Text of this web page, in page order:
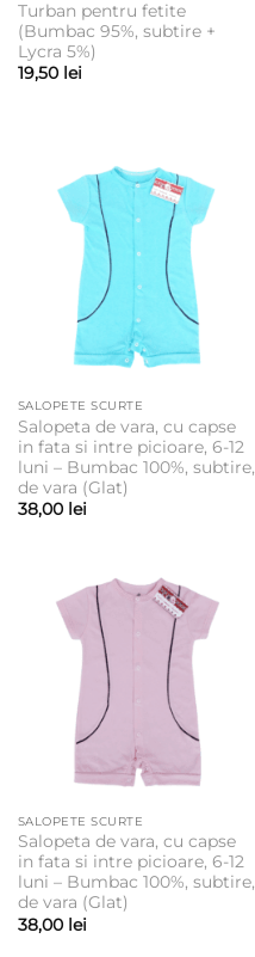
Turban pentru fetite
(Bumbac 95%, subtire +
Lycra 5%)
19,50 lei
SALOPETE SCURTE
Salopeta de vara, cu capse
in fata si intre picioare, 6-12
luni – Bumbac 100%, subtire,
de vara (Glat)
38,00 lei
SALOPETE SCURTE
Salopeta de vara, cu capse
in fata si intre picioare, 6-12
luni – Bumbac 100%, subtire,
de vara (Glat)
38,00 lei